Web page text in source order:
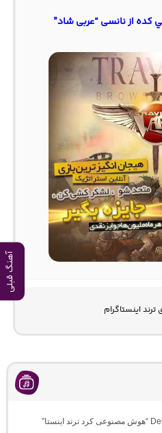
آهنگ قبلی
كده از نانسی “عربی شاد”
اینستاگرام